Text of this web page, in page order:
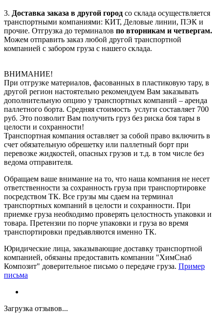
3. Доставка заказа в другой город со склада осуществляется
транспортными компаниями: КИТ, Деловые линии, ПЭК и
прочие. Отгрузка до терминалов по вторникам и четвергам.
Можем отправить заказ любой другой транспортной
компанией с забором груза с нашего склада.
ВНИМАНИЕ!
При отгрузке материалов, фасованных в пластиковую тару, в
другой регион настоятельно рекомендуем Вам заказывать
дополнительную опцию у транспортных компаний – аренда
паллетного борта. Средняя стоимость услуги составляет 700
руб. Это позволит Вам получить груз без риска боя тары в
целости и сохранности!
Транспортная компания оставляет за собой право включить в
счет обязательную обрешетку или паллетный борт при
перевозке жидкостей, опасных грузов и т.д. в том числе без
ведома отправителя.
Обращаем ваше внимание на то, что наша компания не несет
ответственности за сохранность груза при транспортировке
посредством ТК. Все грузы мы сдаем на терминал
транспортных компаний в целости и сохранности. При
приемке груза необходимо проверять целостность упаковки и
товара. Претензии по порче упаковки и груза во время
транспортировки предъявляются именно ТК.
Юридические лица, заказывающие доставку транспортной
компанией, обязаны предоставить компании "ХимСнаб
Композит" доверительное письмо о передаче груза. Пример
письма
Загрузка отзывов...